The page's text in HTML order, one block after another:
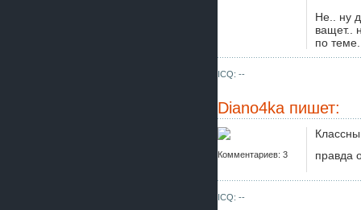
Не.. ну
ващет..
по
ICQ: --
Diano4ka пишет:
Комментариев: 3
правда
ICQ: --